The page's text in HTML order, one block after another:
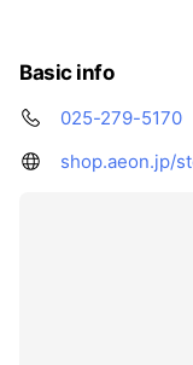
Basic info
025-279-5170
shop.aeon.jp/